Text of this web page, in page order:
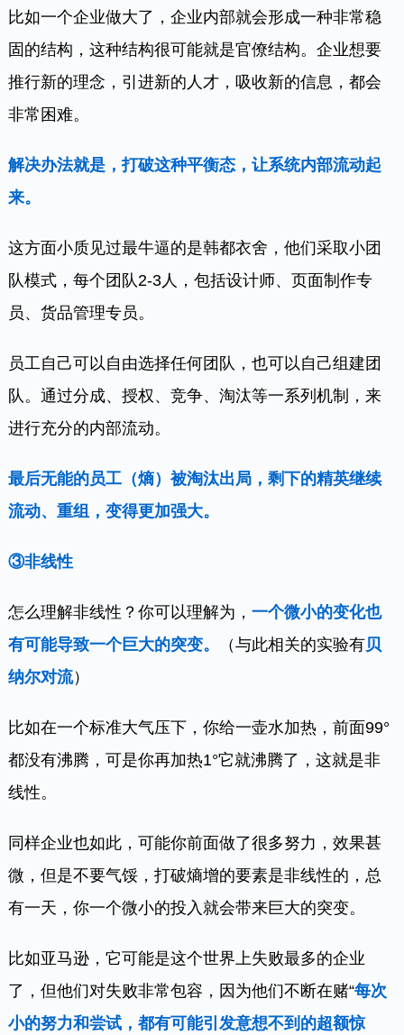
比如一个企业做大了，企业内部就会形成一种非常稳
固的结构，这种结构很可能就是官僚结构。企业想要
推行新的理念，引进新的人才，吸收新的信息，都会
非常困难。
解决办法就是，打破这种平衡态，让系统内部流动起
来。
这方面小质见过最牛逼的是韩都衣舍，他们采取小团
队模式，每个团队2-3人，包括设计师、页面制作专
员、货品管理专员。
员工自己可以自由选择任何团队，也可以自己组建团
队。通过分成、授权、竞争、淘汰等一系列机制，来
进行充分的内部流动。
最后无能的员工（熵）被淘汰出局，剩下的精英继续
流动、重组，变得更加强大。
③非线性
怎么理解非线性？你可以理解为，一个微小的变化也
有可能导致一个巨大的突变。
（与此相关的实验有贝
纳尔对流）
比如在一个标准大气压下，你给一壶水加热，前面99°
都没有沸腾，可是你再加热1°它就沸腾了，这就是非
线性。
同样企业也如此，可能你前面做了很多努力，效果甚
微，但是不要气馁，打破熵增的要素是非线性的，总
有一天，你一个微小的投入就会带来巨大的突变。
比如亚马逊，它可能是这个世界上失败最多的企业
了，但他们对失败非常包容，因为他们不断在赌“每次
小的努力和尝试，都有可能引发意想不到的超额惊